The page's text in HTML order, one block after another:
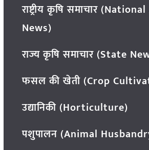
राष्ट्रीय कृषि समाचार
News)
राज्य कृषि समाचार (State
फसल की खेती (Crop
उद्यानिकी (Horticulture)
पशुपालन (Animal